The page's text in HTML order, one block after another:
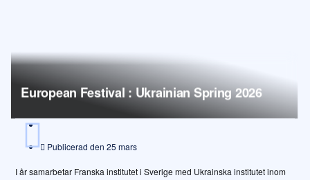
European Festival : Ukrainian Spring 2026
Publicerad den 25 mars
I år samarbetar Franska institutet i Sverige med Ukrainska institutet inom